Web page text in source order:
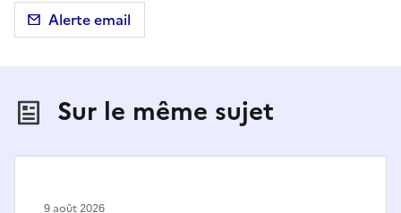
Alerte email
Sur le même sujet
9 août 2026